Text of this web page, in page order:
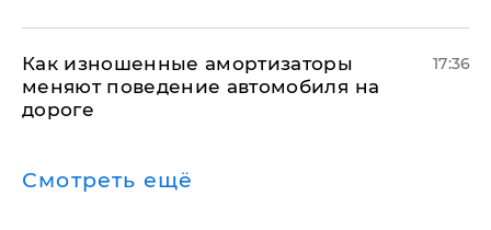
Как изношенные амортизаторы
меняют поведение автомобиля на
дороге
17:36
Смотреть ещё